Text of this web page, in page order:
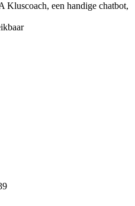
een handige chatbot,